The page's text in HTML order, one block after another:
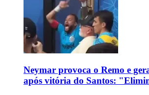
Neymar provoca o Remo e
após vitória do Santos: